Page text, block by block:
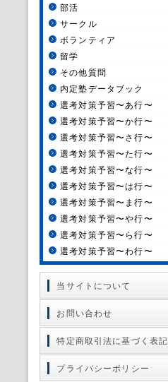
部活
サークル
ボランティア
留学
その他質問
内定塾データブック
選考対策予習〜あ行〜
選考対策予習〜か行〜
選考対策予習〜さ行〜
選考対策予習〜た行〜
選考対策予習〜な行〜
選考対策予習〜は行〜
選考対策予習〜ま行〜
選考対策予習〜や行〜
選考対策予習〜ら行〜
選考対策予習〜わ行〜
当サイトについて
お問い合わせ
特定商取引法に基づく表記
プライバシーポリシー